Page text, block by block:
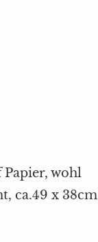
Papier, wohl
ca.49 x 38cm